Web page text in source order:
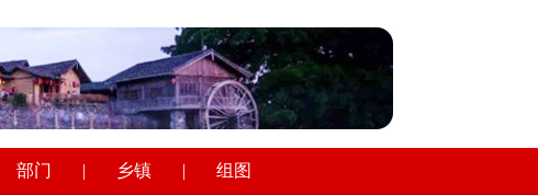
部门 | 乡镇 | 组图